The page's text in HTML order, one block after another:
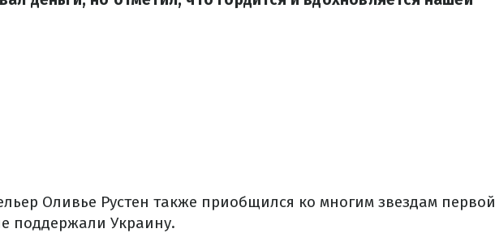
Оливье Рустен также приобщился ко многим звездам первой
поддержали Украину.